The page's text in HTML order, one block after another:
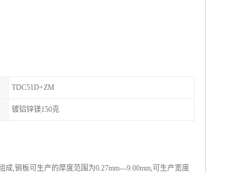
TDC51D+ZM
镀铝锌镁150克
,钢板可生产的厚度范围为0.27mm---9.00mm,可生产宽度